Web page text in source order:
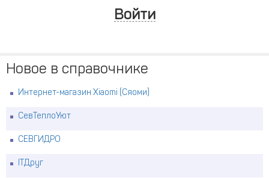
Войти
Новое в справочнике
Интернет-магазин Xiaomi (Сяоми)
СевТеплоУют
СЕВГИДРО
ITДруг